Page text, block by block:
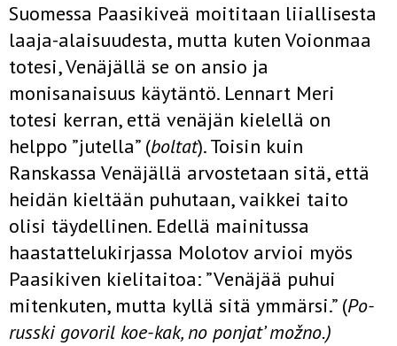
Suomessa Paasikiveä moititaan liiallisesta
laaja-alaisuudesta, mutta kuten Voionmaa
totesi, Venäjällä se on ansio ja
monisanaisuus käytäntö. Lennart Meri
totesi kerran, että venäjän kielellä on
helppo ”jutella” (boltat). Toisin kuin
Ranskassa Venäjällä arvostetaan sitä, että
heidän kieltään puhutaan, vaikkei taito
olisi täydellinen. Edellä mainitussa
haastattelukirjassa Molotov arvioi myös
Paasikiven kielitaitoa: ”Venäjää puhui
mitenkuten, mutta kyllä sitä ymmärsi.” (Po-
russki govoril koe-kak, no ponjat’ možno.)